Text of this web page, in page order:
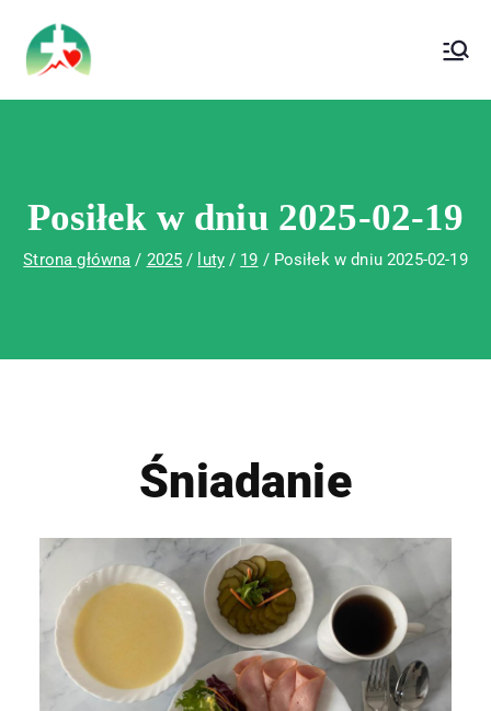
Wojewódzki Szpital Specjalistyczny im.
Św. Rafała w Czerwonej Górze
Posiłek w dniu 2025-02-19
Strona główna 2025 luty 19 Posiłek w dniu 2025-02-19
Śniadanie